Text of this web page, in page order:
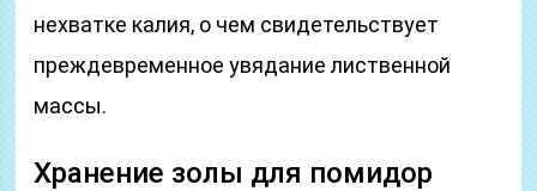
нехватке калия, о чем свидетельствует
преждевременное увядание лиственной
массы.
Хранение золы для помидор